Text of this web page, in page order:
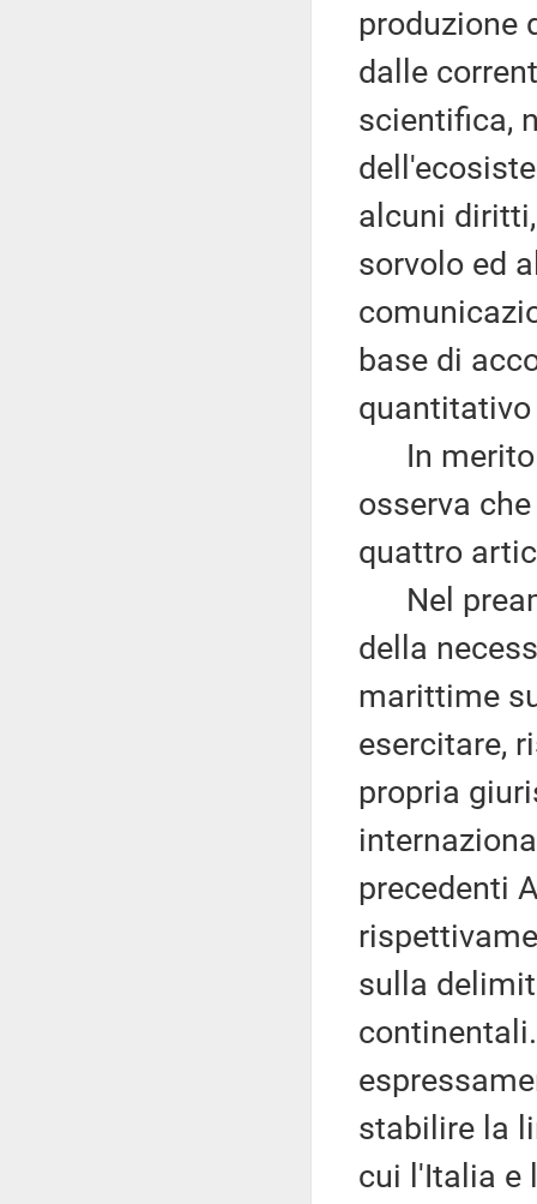
produzione
dalle
scientifica,
alcuni
sorvolo ed
base di
In merito
osserva
quattro
Nel
della
marittime
esercitare,
propria
precedenti
sulla
stabilire la
cui l'Italia e